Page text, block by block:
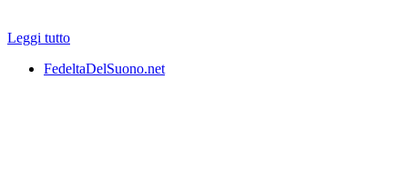
Leggi tutto
FedeltaDelSuono.net